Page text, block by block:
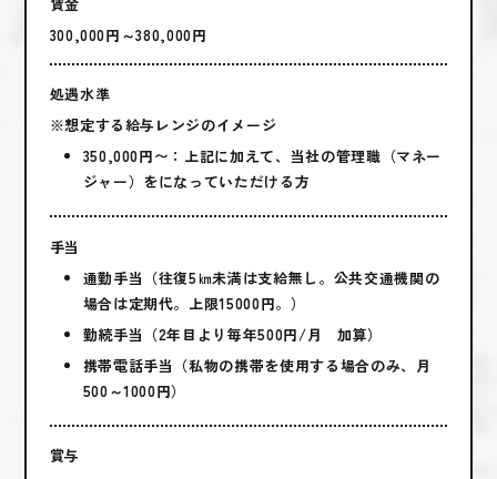
300,000円～380,000円
処遇水準
※想定する給与レンジのイメージ
350,000円〜：上記に加えて、当社の管理職（マネー
ジャー）をになっていただける方
手当
通勤手当（往復5㎞未満は支給無し。公共交通機関の
場合は定期代。上限15000円。）
勤続手当（2年目より毎年500円/月 加算）
携帯電話手当（私物の携帯を使用する場合のみ、月
500～1000円）
賞与